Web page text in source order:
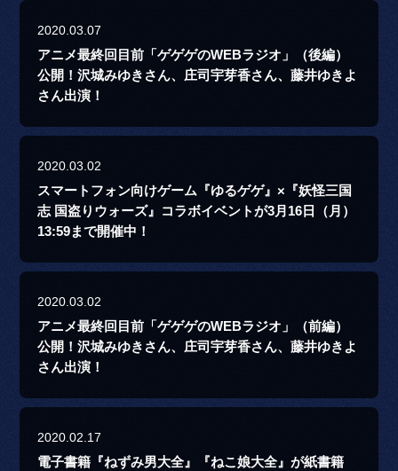
2020.03.07
アニメ最終回目前「ゲゲゲのWEBラジオ」（後編）
公開！沢城みゆきさん、庄司宇芽香さん、藤井ゆきよ
さん出演！
2020.03.02
スマートフォン向けゲーム『ゆるゲゲ』×『妖怪三国
志 国盗りウォーズ』コラボイベントが3月16日（月）
13:59まで開催中！
2020.03.02
アニメ最終回目前「ゲゲゲのWEBラジオ」（前編）
公開！沢城みゆきさん、庄司宇芽香さん、藤井ゆきよ
さん出演！
2020.02.17
電子書籍『ねずみ男大全』『ねこ娘大全』が紙書籍